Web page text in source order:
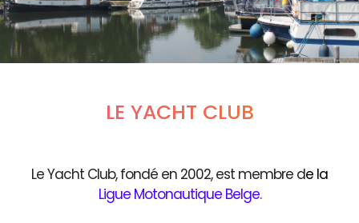
LE YACHT CLUB
Le Yacht Club, fondé en 2002, est membre de la
Ligue Motonautique Belge.